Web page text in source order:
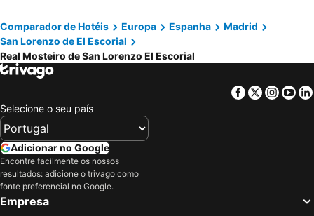
Hotel Rural Las Rozuelas
Nava Real
Posada Rural La Flor
La Casona Del Pinar Albergue
Torreblanca Hotel Rural
Estadio Metropolitano Metro Station
Barajas
Metropolitano Metro Station
Estação de Atocha
Praça Central /maior
Madrid Arena
Parque Retiro
Caja Mágica
Centro
Villaverde
Calle Serrano
Comparador de Hotéis Europa Espanha
Madrid
San Lorenzo de El Escorial
Real Mosteiro de San Lorenzo El Escorial
Facebook
Twitter
Selecione o seu país
Adicionar no Google
Encontre facilmente os nossos
resultados: adicione o trivago como
fonte preferencial no Google.
Empresa